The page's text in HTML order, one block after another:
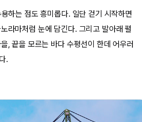
하는 점도 흥미롭다. 일단 걷기 시작하면
라마처럼 눈에 담긴다. 그리고 발아래 펼
, 끝을 모르는 바다 수평선이 한데 어우러
.